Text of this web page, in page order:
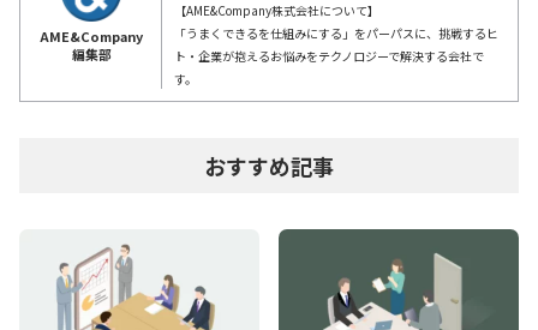
AME&Company
編集部
【AME&Company株式会社について】
「うまくできるを仕組みにする」をパーパスに、挑戦するヒ
ト・企業が抱えるお悩みをテクノロジーで解決する会社で
す。
おすすめ記事